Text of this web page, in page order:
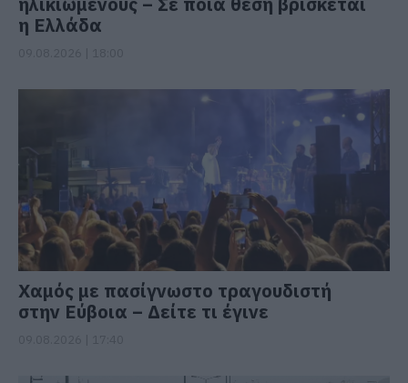
η Ελλάδα
Χαμός με πασίγνωστο τραγουδιστή
στην Εύβοια – Δείτε τι έγινε